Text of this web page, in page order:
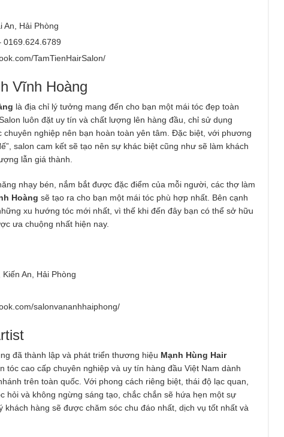
An, Hải Phòng
0169.624.6789
TamTienHairSalon/
Vĩnh Hoàng
là địa chỉ lý tưởng mang đến cho bạn một mái tóc đẹp toàn
luôn đặt uy tín và chất lượng lên hàng đầu, chỉ sử dụng
chuyên nghiệp nên bạn hoàn toàn yên tâm. Đặc biệt, với phương
salon cam kết sẽ tạo nên sự khác biệt cũng như sẽ làm khách
lẫn giá thành.
nhạy bén, nắm bắt được đặc điểm của mỗi người, các thợ làm
Hoàng sẽ tạo ra cho bạn một mái tóc phù hợp nhất. Bên cạnh
xu hướng tóc mới nhất, vì thế khi đến đây bạn có thể sở hữu
ưa chuộng nhất hiện nay.
An, Hải Phòng
salonvananhhaiphong/
đã thành lập và phát triển thương hiệu Mạnh Hùng Hair
tóc cao cấp chuyên nghiệp và uy tín hàng đầu Việt Nam dành
trên toàn quốc. Với phong cách riêng biệt, thái độ lạc quan,
hỏi và không ngừng sáng tạo, chắc chắn sẽ hứa hẹn một sự
khách hàng sẽ được chăm sóc chu đáo nhất, dịch vụ tốt nhất và